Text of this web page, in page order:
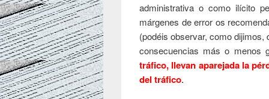
administrativa o como ilícito
márgenes de error os
(podéis observar, como dijimos,
consecuencias más o menos
tráfico, llevan aparejada la
del tráfico.